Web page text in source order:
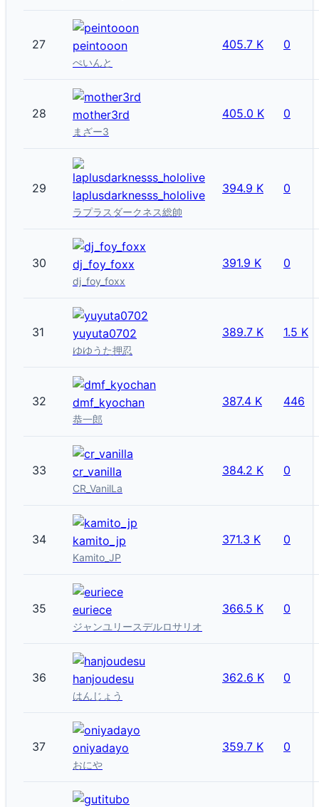
27 peintooon
ぺいんと
405.7 K 0
28 mother3rd
まざー3
405.0 K 0
29 laplusdarknesss_hololive
ラプラスダークネス総帥
394.9 K 0
30 dj_foy_foxx
dj_foy_foxx
391.9 K 0
31 yuyuta0702
ゆゆうた押忍
389.7 K 1.5 K
32 dmf_kyochan
恭一郎
387.4 K 446
33 cr_vanilla
CR_VanilLa
384.2 K 0
34 kamito_jp
Kamito_JP
371.3 K 0
35 euriece
ジャンユリースデルロサリオ
366.5 K 0
36 hanjoudesu
はんじょう
362.6 K 0
37 oniyadayo
おにや
359.7 K 0